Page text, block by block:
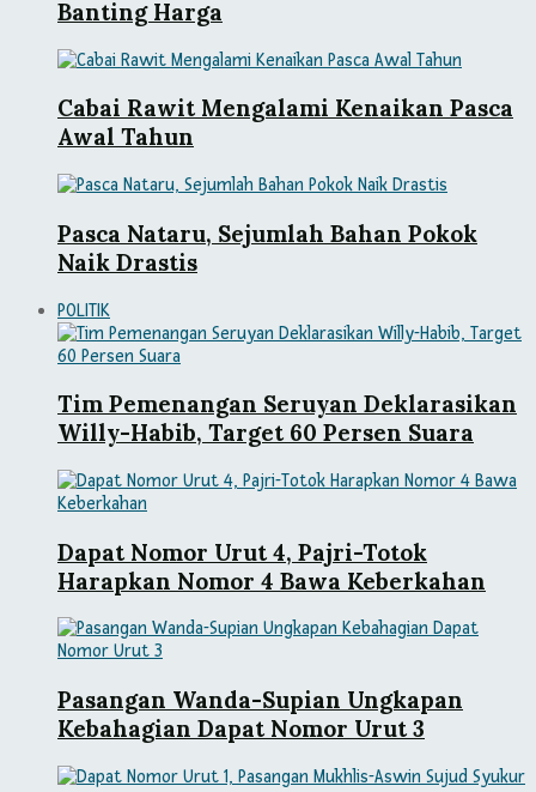
Banting Harga
Cabai Rawit Mengalami Kenaikan Pasca
Awal Tahun
Pasca Nataru, Sejumlah Bahan Pokok
Naik Drastis
POLITIK
Tim Pemenangan Seruyan Deklarasikan
Willy-Habib, Target 60 Persen Suara
Dapat Nomor Urut 4, Pajri-Totok
Harapkan Nomor 4 Bawa Keberkahan
Pasangan Wanda-Supian Ungkapan
Kebahagian Dapat Nomor Urut 3